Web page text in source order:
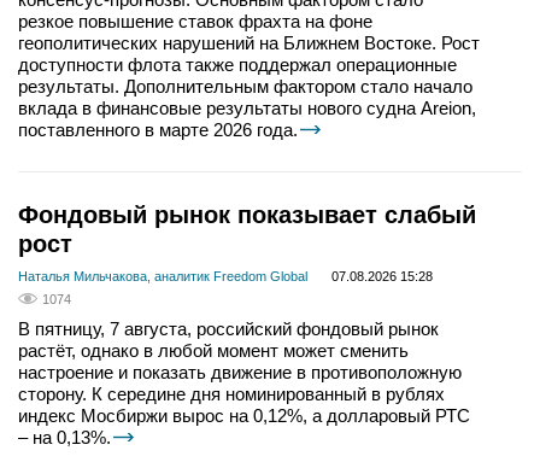
резкое повышение ставок фрахта на фоне
геополитических нарушений на Ближнем Востоке. Рост
доступности флота также поддержал операционные
результаты. Дополнительным фактором стало начало
вклада в финансовые результаты нового судна Areion,
поставленного в марте 2026 года.
Фондовый рынок показывает слабый
рост
Наталья Мильчакова, аналитик Freedom Global
07.08.2026 15:28
1074
В пятницу, 7 августа, российский фондовый рынок
растёт, однако в любой момент может сменить
настроение и показать движение в противоположную
сторону. К середине дня номинированный в рублях
индекс Мосбиржи вырос на 0,12%, а долларовый РТС
– на 0,13%.